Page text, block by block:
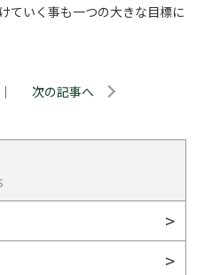
ていく事も一つの大きな目標に
｜ 次の記事へ